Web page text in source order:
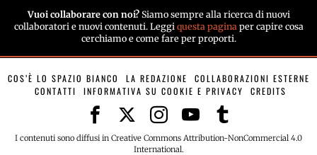
Vuoi collaborare con noi? Siamo sempre alla ricerca di nuovi
collaboratori e nuovi contenuti. Leggi questa pagina per capire cosa
cerchiamo e come fare per proporti.
COS’È LO SPAZIO BIANCO LA REDAZIONE
COLLABORAZIONI ESTERNE
CONTATTI
INFORMATIVA SU COOKIE E PRIVACY CREDITS
I contenuti sono diffusi in Creative Commons Attribution-NonCommercial 4.0
International.